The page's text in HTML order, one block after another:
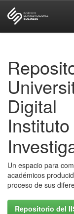
Digital
Un espacio para
académicos
proceso de sus
Repositorio del